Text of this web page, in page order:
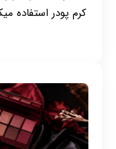
کرم پودر استفاده